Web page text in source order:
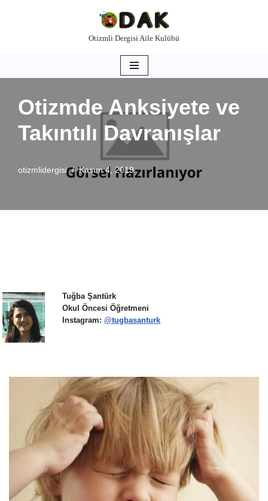
Otizmli Dergisi Aile Kulübü
Otizmde Anksiyete ve
Takıntılı Davranışlar
otizmlidergisi Kasım 4, 2019
Tuğba Şantürk
Okul Öncesi Öğretmeni
Instagram:@tugbasanturk